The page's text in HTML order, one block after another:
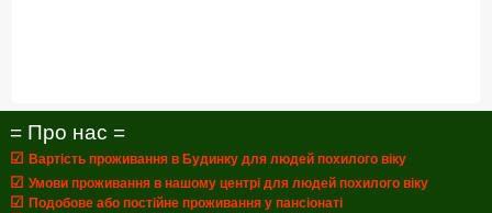
= Про нас =
☑ Вартість проживання в Будинку для людей похилого віку
☑ Умови проживання в нашому центрі для людей похилого віку
☑ Подобове або постійне проживання у пансіонаті